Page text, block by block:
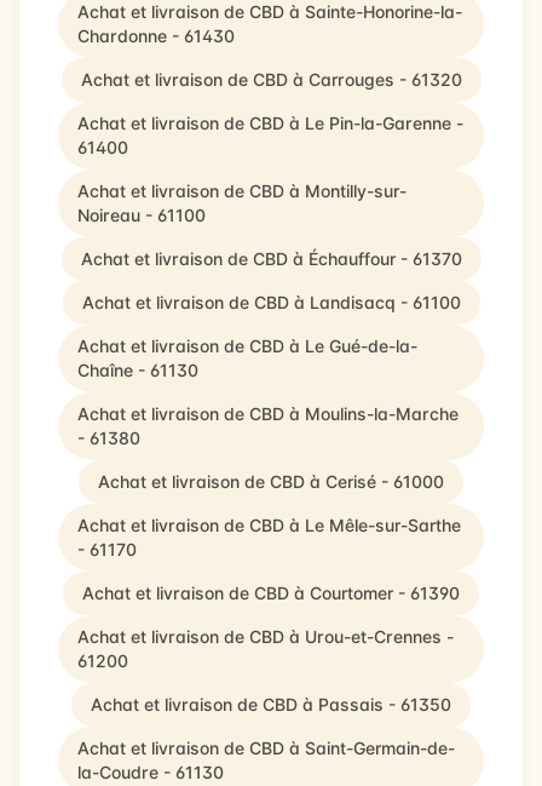
Achat et livraison de CBD à Sainte-Honorine-la-
Chardonne - 61430
Achat et livraison de CBD à Carrouges - 61320
Achat et livraison de CBD à Le Pin-la-Garenne -
61400
Achat et livraison de CBD à Montilly-sur-
Noireau - 61100
Achat et livraison de CBD à Échauffour - 61370
Achat et livraison de CBD à Landisacq - 61100
Achat et livraison de CBD à Le Gué-de-la-
Chaîne - 61130
Achat et livraison de CBD à Moulins-la-Marche
- 61380
Achat et livraison de CBD à Cerisé - 61000
Achat et livraison de CBD à Le Mêle-sur-Sarthe
- 61170
Achat et livraison de CBD à Courtomer - 61390
Achat et livraison de CBD à Urou-et-Crennes -
61200
Achat et livraison de CBD à Passais - 61350
Achat et livraison de CBD à Saint-Germain-de-
la-Coudre - 61130